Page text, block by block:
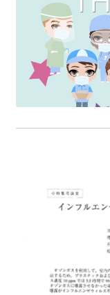
お問い合わせ
マイアカウント